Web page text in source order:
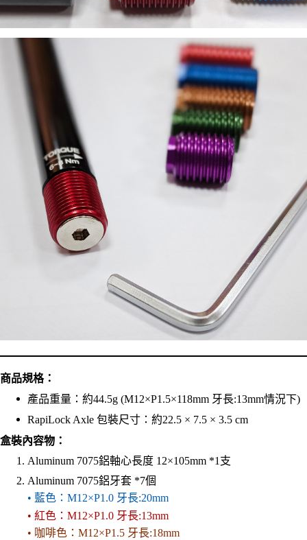
商品規格：
產品重量：約44.5g (M12×P1.5×118mm 牙⻑:13mm情況下)
RapiLock Axle 包裝尺寸：約22.5 × 7.5 × 3.5 cm
盒裝內容物：
Aluminum 7075鋁軸心長度 12×105mm *1支
Aluminum 7075鋁牙套 *7個
• 藍色：M12×P1.0 牙長:20mm
• 紅色：M12×P1.0 牙長:13mm
• 咖啡色：M12×P1.5 牙長:18mm